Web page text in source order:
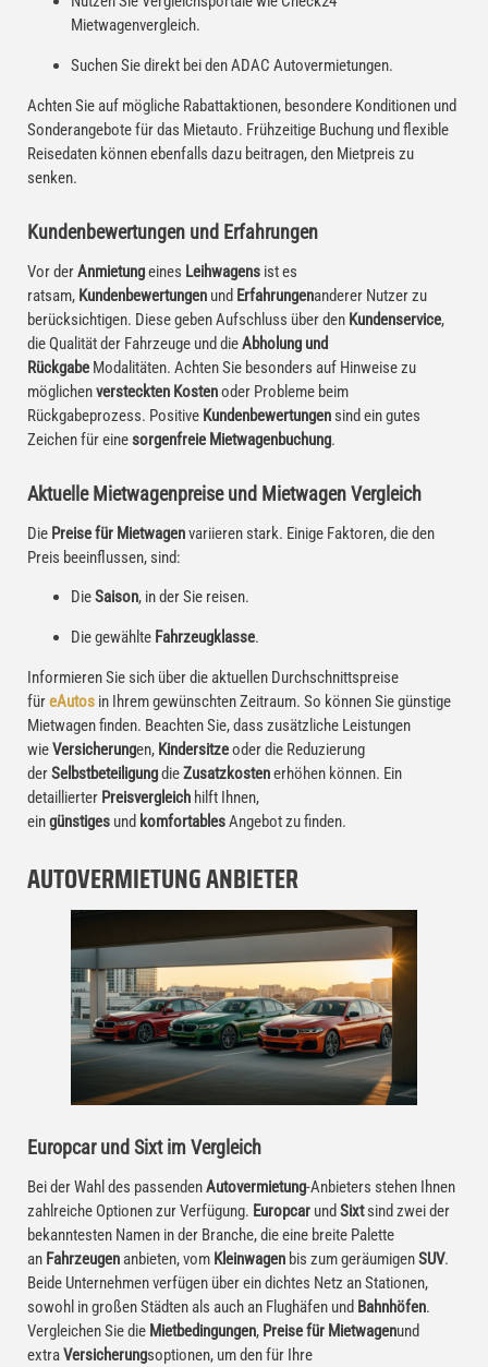
Mietwagenvergleich.
Suchen Sie direkt bei den ADAC Autovermietungen.
Achten Sie auf mögliche Rabattaktionen, besondere Konditionen und
Sonderangebote für das Mietauto. Frühzeitige Buchung und flexible
Reisedaten können ebenfalls dazu beitragen, den Mietpreis zu
senken.
Kundenbewertungen und Erfahrungen
Vor derAnmietungeines Leihwagens ist es
ratsam, Kundenbewertungen und Erfahrungenanderer Nutzer zu
berücksichtigen. Diese geben Aufschluss über den Kundenservice,
die Qualität der Fahrzeuge und dieAbholung und
Rückgabe Modalitäten. Achten Sie besonders auf Hinweise zu
möglichenversteckten Kostenoder Probleme beim
Rückgabeprozess. Positive Kundenbewertungen sind ein gutes
Zeichen für einesorgenfreie Mietwagenbuchung.
Aktuelle Mietwagenpreise und Mietwagen Vergleich
Die Preise für Mietwagenvariieren stark. Einige Faktoren, die den
Preis beeinflussen, sind:
DieSaison, in der Sie reisen.
Die gewählte Fahrzeugklasse.
Informieren Sie sich über die aktuellen Durchschnittspreise
füreAutos in Ihrem gewünschten Zeitraum. So können Sie günstige
Mietwagen finden. Beachten Sie, dass zusätzliche Leistungen
wieVersicherungen, Kindersitzeoder die Reduzierung
derSelbstbeteiligungdieZusatzkostenerhöhen können. Ein
detaillierter Preisvergleich hilft Ihnen,
eingünstiges und komfortablesAngebot zu finden.
AUTOVERMIETUNG ANBIETER
Europcar und Sixt im Vergleich
Bei der Wahl des passendenAutovermietung-Anbieters stehen Ihnen
zahlreiche Optionen zur Verfügung. Europcar und Sixtsind zwei der
bekanntesten Namen in der Branche, die eine breite Palette
an Fahrzeugen anbieten, vom Kleinwagen bis zum geräumigenSUV.
Beide Unternehmen verfügen über ein dichtes Netz an Stationen,
sowohl in großen Städten als auch an Flughäfen und Bahnhöfen.
Vergleichen Sie die Mietbedingungen, Preise für Mietwagenund
extraVersicherungsoptionen, um den für Ihre